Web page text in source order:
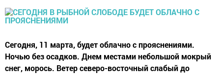
Сегодня, 11 марта, будет облачно с прояснениями.
Ночью без осадков. Днем местами небольшой мокрый
снег, морось. Ветер северо-восточный слабый до